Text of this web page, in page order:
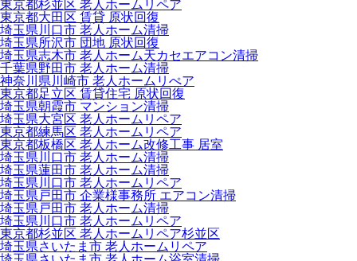
東京都杉並区 老人ホームリペア
東京都大田区 賃貸 原状回復
埼玉県川口市 老人ホーム清掃
埼玉県所沢市 団地 原状回復
埼玉県志木市 老人ホーム天カセエアコン清掃
千葉県野田市 老人ホーム清掃
神奈川県川崎市 老人ホームリぺア
東京都足立区 賃貸住宅 原状回復
埼玉県朝霞市 マンション清掃
埼玉県大宮区 老人ホームリペア
東京都練馬区 老人ホームリペア
東京都板橋区 老人ホーム改修工事 居室
埼玉県川口市 老人ホーム清掃
埼玉県蓮田市 老人ホーム清掃
埼玉県川口市 老人ホームリペア
埼玉県戸田市 企業様事務所 エアコン清掃
埼玉県戸田市 老人ホーム清掃
埼玉県川口市 老人ホームリペア
東京都杉並区 老人ホームリペア杉並区
埼玉県さいたま市 老人ホームリペア